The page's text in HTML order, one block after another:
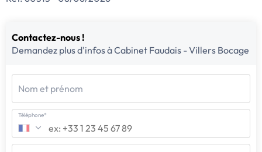
Contactez-nous !
Demandez plus d'infos à Cabinet Faudais - Villers Bocage
Nom et prénom
Téléphone*